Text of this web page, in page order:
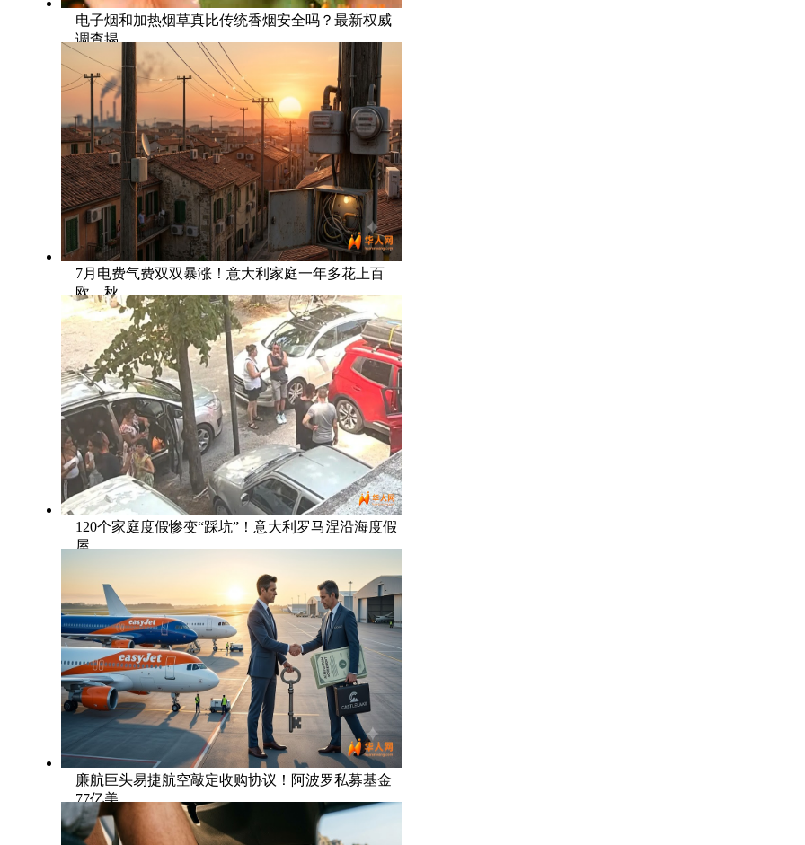
电子烟和加热烟草真比传统香烟安全吗？最新权威
调查揭
7月电费气费双双暴涨！意大利家庭一年多花上百
欧，秋
120个家庭度假惨变“踩坑”！意大利罗马涅沿海度假
屋
廉航巨头易捷航空敲定收购协议！阿波罗私募基金
77亿美